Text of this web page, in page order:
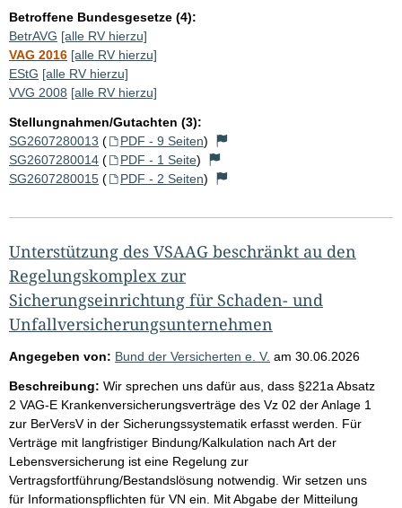
S
e
i
t
e
Betroffene Bundesgesetze (4):
BetrAVG [alle RV hierzu]
VAG 2016 [alle RV hierzu]
EStG [alle RV hierzu]
VVG 2008 [alle RV hierzu]
Stellungnahmen/Gutachten (3):
SG2607280013 ( PDF - 9 Seiten)
SG2607280014 ( PDF - 1 Seite)
SG2607280015 ( PDF - 2 Seiten)
Unterstützung des VSAAG beschränkt au den
Regelungskomplex zur
Sicherungseinrichtung für Schaden- und
Unfallversicherungsunternehmen
Angegeben von: Bund der Versicherten e. V. am 30.06.2026
Beschreibung: Wir sprechen uns dafür aus, dass §221a Absatz
2 VAG-E Krankenversicherungsverträge des Vz 02 der Anlage 1
zur BerVersV in der Sicherungssystematik erfasst werden. Für
Verträge mit langfristiger Bindung/Kalkulation nach Art der
Lebensversicherung ist eine Regelung zur
Vertragsfortführung/Bestandslösung notwendig. Wir setzen uns
für Informationspflichten für VN ein. Mit Abgabe der Mitteilung